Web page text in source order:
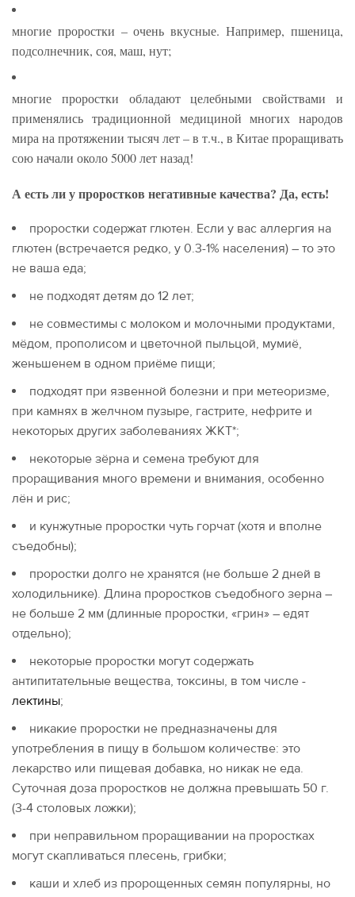
многие проростки – очень вкусные. Например, пшеница,
подсолнечник, соя, маш, нут;
многие проростки обладают целебными свойствами и
применялись традиционной медициной многих народов
мира на протяжении тысяч лет – в т.ч., в Китае проращивать
сою начали около 5000 лет назад!
А есть ли у проростков негативные качества? Да, есть!
проростки содержат глютен. Если у вас аллергия на
глютен (встречается редко, у 0.3-1% населения) – то это
не ваша еда;
не подходят детям до 12 лет;
не совместимы с молоком и молочными продуктами,
мёдом, прополисом и цветочной пыльцой, мумиё,
женьшенем в одном приёме пищи;
подходят при язвенной болезни и при метеоризме,
при камнях в желчном пузыре, гастрите, нефрите и
некоторых других заболеваниях ЖКТ*;
некоторые зёрна и семена требуют для
проращивания много времени и внимания, особенно
лён и рис;
и кунжутные проростки чуть горчат (хотя и вполне
съедобны);
проростки долго не хранятся (не больше 2 дней в
холодильнике). Длина проростков съедобного зерна –
не больше 2 мм (длинные проростки, «грин» – едят
отдельно);
некоторые проростки могут содержать
антипитательные вещества, токсины, в том числе -
лектины;
никакие проростки не предназначены для
употребления в пищу в большом количестве: это
лекарство или пищевая добавка, но никак не еда.
Суточная доза проростков не должна превышать 50 г.
(3-4 столовых ложки);
при неправильном проращивании на проростках
могут скапливаться плесень, грибки;
каши и хлеб из пророщенных семян популярны, но